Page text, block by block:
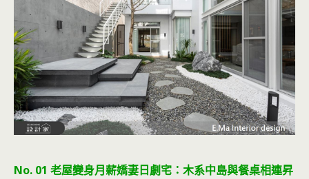
No. 01 老屋變身月薪嬌妻日劇宅：木系中島與餐桌相連昇